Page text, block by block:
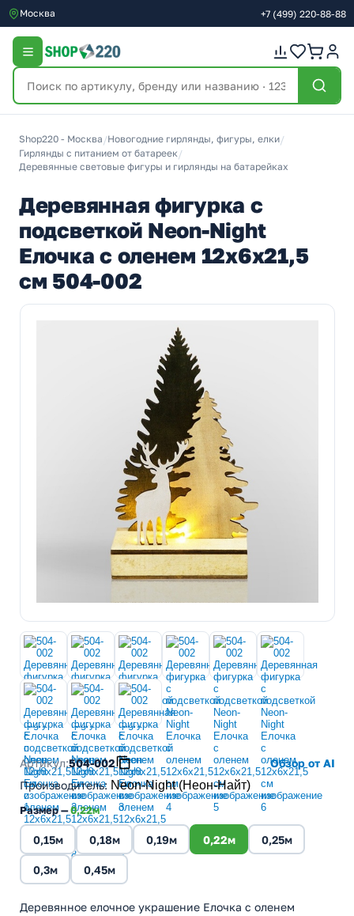
Москва +7 (499) 220-88-88
Shop220 - Москва /Новогодние гирлянды, фигуры, елки/
Гирлянды с питанием от батареек/
Деревянные световые фигуры и гирлянды на батарейках
Деревянная фигурка с
подсветкой Neon-Night
Елочка с оленем 12x6x21,5
см 504-002
Артикул:504-002
Обзор от AI
Производитель: Neon-Night (Неон-Найт)
Размер —0,22м
0,15м 0,18м 0,19м 0,22м 0,25м
0,3м 0,45м
Деревянное елочное украшение Елочка с оленем